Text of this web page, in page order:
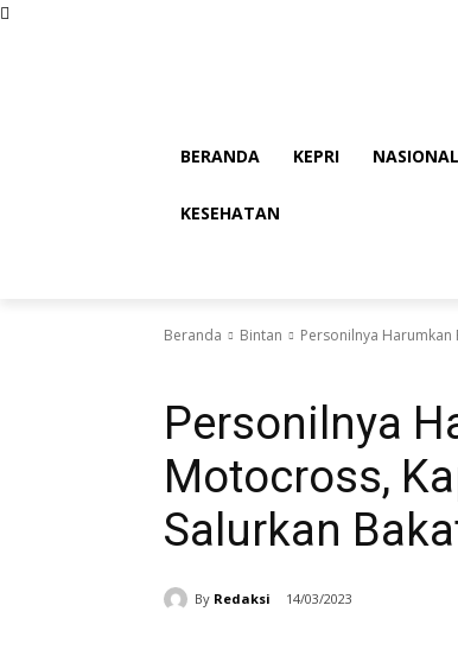
BERANDA KEPRI NASIONAL
KESEHATAN
Beranda Bintan Personilnya Harumkan
Personilnya
Motocross,
Salurkan
By Redaksi 14/03/2023